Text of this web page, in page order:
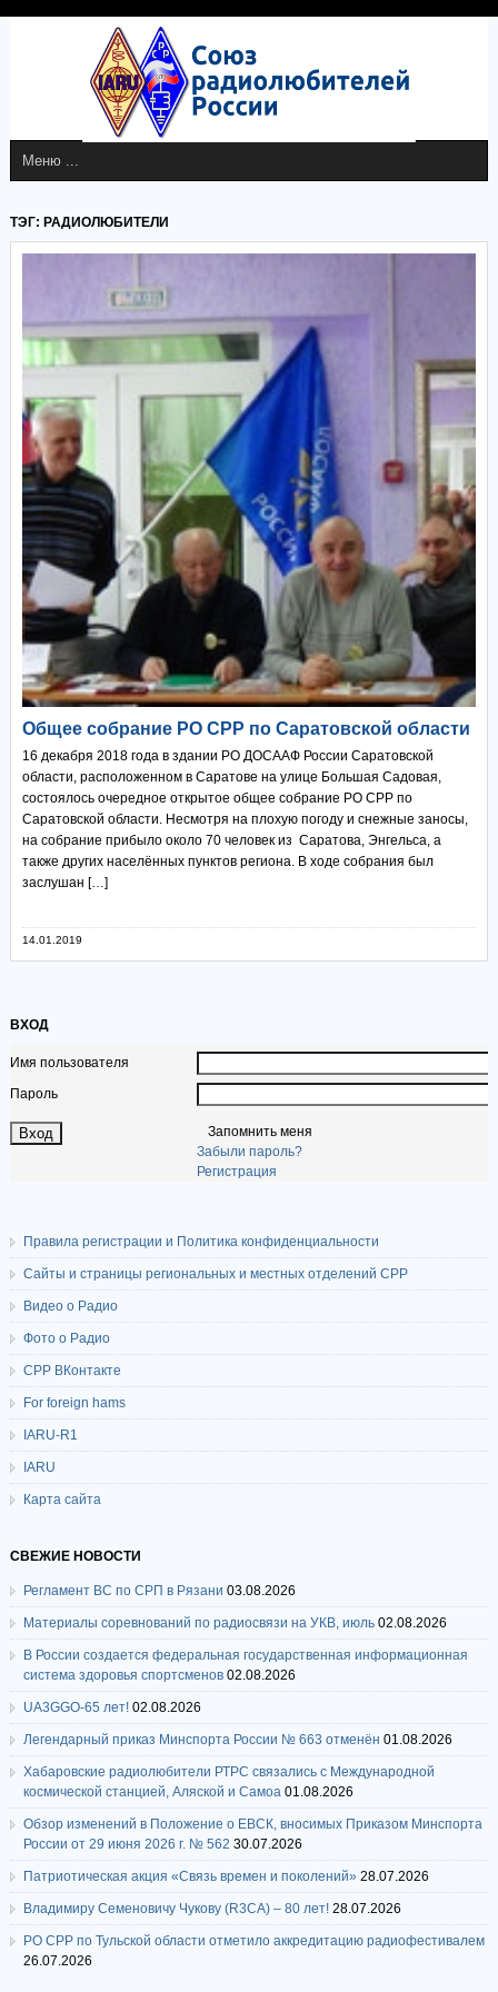
ТЭГ: РАДИОЛЮБИТЕЛИ
Общее собрание РО СРР по Саратовской области
16 декабря 2018 года в здании РО ДОСААФ России Саратовской
области, расположенном в Саратове на улице Большая Садовая,
состоялось очередное открытое общее собрание РО СРР по
Саратовской области. Несмотря на плохую погоду и снежные заносы,
на собрание прибыло около 70 человек из Саратова, Энгельса, а
также других населённых пунктов региона. В ходе собрания был
заслушан […]
14.01.2019
ВХОД
Имя пользователя
Пароль
Запомнить меня
Забыли пароль?
Регистрация
Правила регистрации и Политика конфиденциальности
Сайты и страницы региональных и местных отделений СРР
Видео о Радио
Фото о Радио
СРР ВКонтакте
For foreign hams
IARU-R1
IARU
Карта сайта
СВЕЖИЕ НОВОСТИ
Регламент ВС по СРП в Рязани 03.08.2026
Материалы соревнований по радиосвязи на УКВ, июль 02.08.2026
В России создается федеральная государственная информационная
система здоровья спортсменов 02.08.2026
UA3GGO-65 лет! 02.08.2026
Легендарный приказ Минспорта России № 663 отменён 01.08.2026
Хабаровские радиолюбители РТРС связались с Международной
космической станцией, Аляской и Самоа 01.08.2026
Обзор изменений в Положение о ЕВСК, вносимых Приказом Минспорта
России от 29 июня 2026 г. № 562 30.07.2026
Патриотическая акция «Связь времен и поколений» 28.07.2026
Владимиру Семеновичу Чукову (R3CA) – 80 лет! 28.07.2026
РО СРР по Тульской области отметило аккредитацию радиофестивалем
26.07.2026